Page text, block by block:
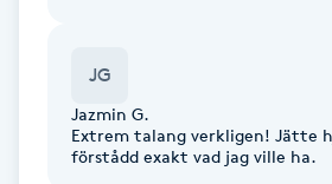
Fet hårbotten
JG
Jazmin G.
Extrem talang verkligen! Jätte
förstådd exakt vad jag ville ha.